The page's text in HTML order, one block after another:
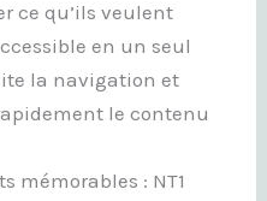
ce qu’ils veulent
en un seul
la navigation et
le contenu
mémorables : NT1